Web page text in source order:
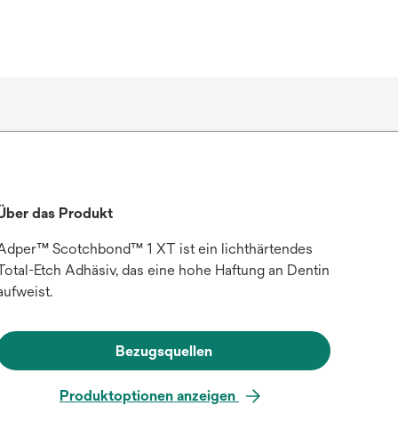
das Produkt
Scotchbond™ 1 XT ist ein lichthärtendes
Etch Adhäsiv, das eine hohe Haftung an Dentin
Bezugsquellen
Produktoptionen anzeigen